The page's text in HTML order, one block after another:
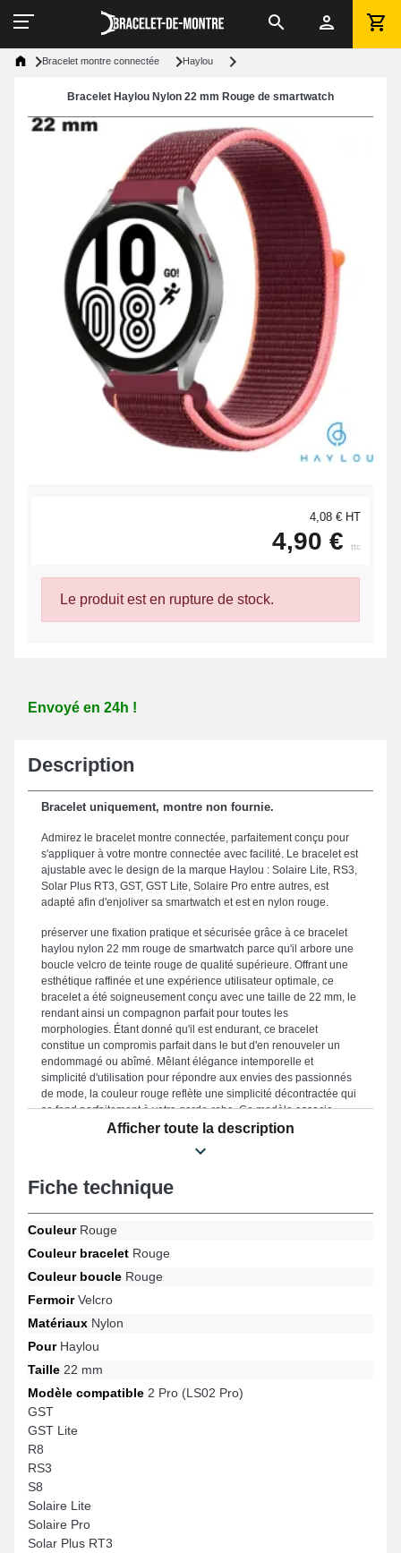
Bracelet montre connectée Haylou
Bracelet Haylou Nylon 22 mm Rouge de smartwatch
4,08 € HT
4,90 € ttc
Le produit est en rupture de stock.
Envoyé en 24h !
Description
Bracelet uniquement, montre non fournie.
Admirez le bracelet montre connectée, parfaitement conçu pour
s'appliquer à votre montre connectée avec facilité. Le bracelet est
ajustable avec le design de la marque Haylou : Solaire Lite, RS3,
Solar Plus RT3, GST, GST Lite, Solaire Pro entre autres, est
adapté afin d'enjoliver sa smartwatch et est en nylon rouge.
préserver une fixation pratique et sécurisée grâce à ce bracelet
haylou nylon 22 mm rouge de smartwatch parce qu'il arbore une
boucle velcro de teinte rouge de qualité supérieure. Offrant une
esthétique raffinée et une expérience utilisateur optimale, ce
bracelet a été soigneusement conçu avec une taille de 22 mm, le
rendant ainsi un compagnon parfait pour toutes les
morphologies. Étant donné qu'il est endurant, ce bracelet
constitue un compromis parfait dans le but d'en renouveler un
endommagé ou abîmé. Mêlant élégance intemporelle et
simplicité d'utilisation pour répondre aux envies des passionnés
de mode, la couleur rouge reflète une simplicité décontractée qui
se fond parfaitement à votre garde-robe. Ce modèle associe
élégance et ergonomie grâce à son attache velcro de qualité,
comme : 2 Pro (LS02 Pro), Solaire Pro, S8, R8, GST, RS3 et bien
pour montre intelligente Haylou s'harmonise impeccablement à
Afficher toute la description
Fiche technique
CouleurRouge
Couleur bracelet Rouge
Couleur boucle Rouge
FermoirVelcro
Matériaux Nylon
PourHaylou
Taille 22 mm
Modèle compatible 2 Pro (LS02 Pro)
GST
GST Lite
R8
RS3
S8
Solaire Lite
Solaire Pro
Solar Plus RT3